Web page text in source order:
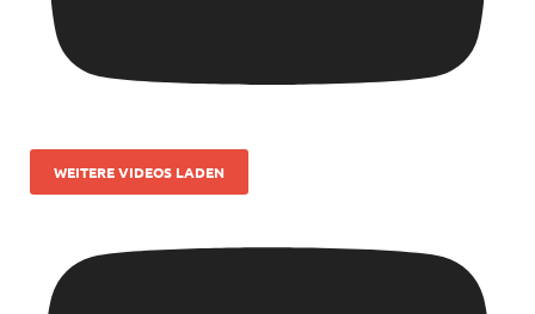
WEITERE VIDEOS LADEN